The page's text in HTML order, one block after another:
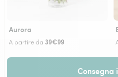
Aurora
A partire da 39€99
Consegna